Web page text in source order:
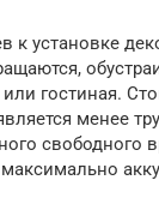
к установке
гостиная.
менее
свободного